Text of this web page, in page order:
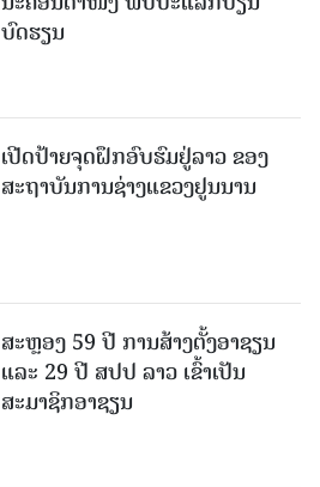
ບົດຮຽນ
ເປີດປ້າຍຈຸດຝຶກອົບຮົມຢູ່ລາວ ຂອງ
ສະຖາບັນການຊ່າງແຂວງຢູນນານ
ສະຫຼອງ 59 ປີ ການສ້າງຕັ້ງອາຊຽນ
ແລະ 29 ປີ ສປປ ລາວ ເຂົ້າເປັນ
ສະມາຊິກອາຊຽນ